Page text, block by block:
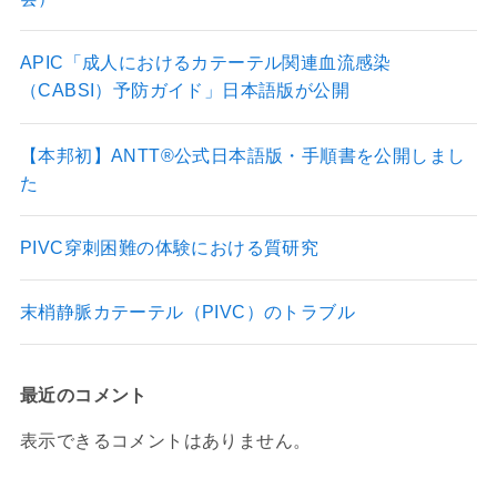
APIC「成人におけるカテーテル関連血流感染
（CABSI）予防ガイド」日本語版が公開
【本邦初】ANTT®公式日本語版・手順書を公開しまし
た
PIVC穿刺困難の体験における質研究
末梢静脈カテーテル（PIVC）のトラブル
最近のコメント
表示できるコメントはありません。